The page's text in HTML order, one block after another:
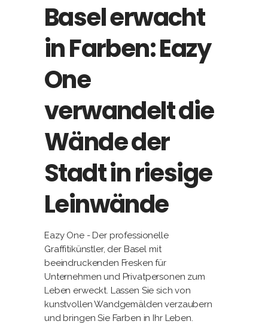
Basel erwacht
in Farben: Eazy
One
verwandelt die
Wände der
Stadt in riesige
Leinwände
Eazy One - Der professionelle
Graffitikünstler, der Basel mit
beeindruckenden Fresken für
Unternehmen und Privatpersonen zum
Leben erweckt. Lassen Sie sich von
kunstvollen Wandgemälden verzaubern
und bringen Sie Farben in Ihr Leben.